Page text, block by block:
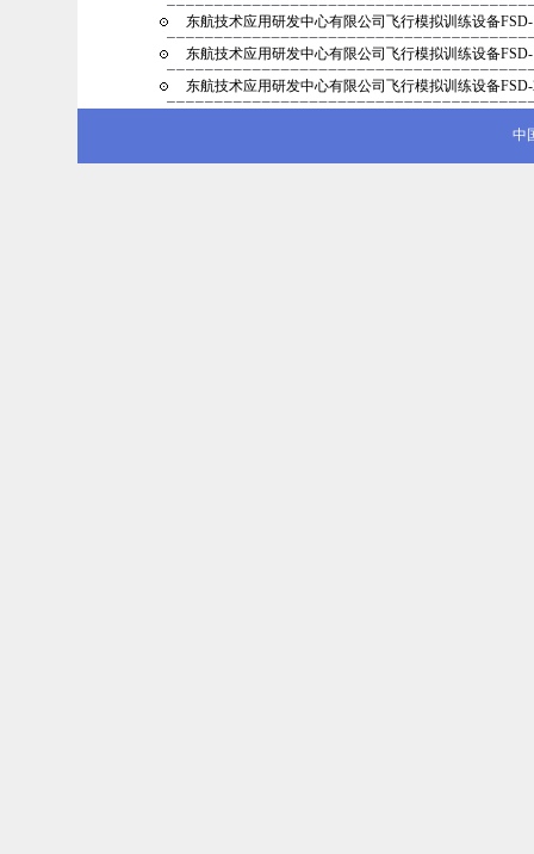
东航技术应用研发中心有限公司飞行模拟训练设备
东航技术应用研发中心有限公司飞行模拟训练设备
东航技术应用研发中心有限公司飞行模拟训练设备
中